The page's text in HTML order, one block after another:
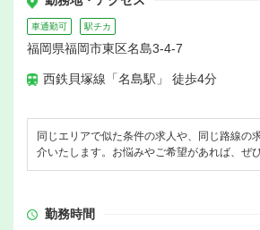
車通勤可 駅チカ
福岡県福岡市東区名島3-4-7
西鉄貝塚線「名島駅」 徒歩4分
同じエリアで似た条件の求人や、同じ路線の
介いたします。お悩みやご希望があれば、ぜ
勤務時間